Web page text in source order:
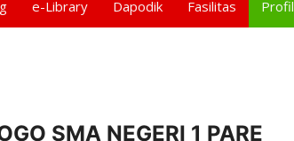
e-Library Dapodik Fasilitas Profil
SMA NEGERI 1 PARE